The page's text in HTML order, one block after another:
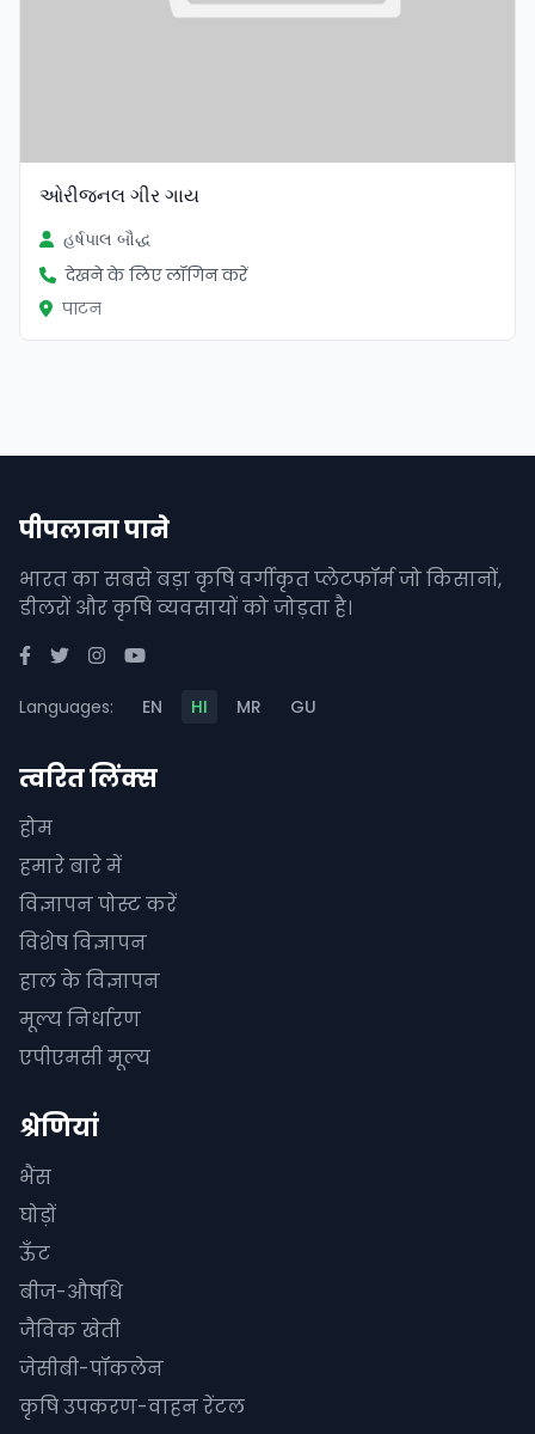
ઓરીજનલ ગીર ગાય
હર્ષપાલ બૌદ્ધ
देखने के लिए लॉगिन करें
पाटन
पीपलाना पाने
भारत का सबसे बड़ा कृषि वर्गीकृत प्लेटफॉर्म जो किसानों,
डीलरों और कृषि व्यवसायों को जोड़ता है।
Languages: EN HI MR GU
त्वरित लिंक्स
होम
हमारे बारे में
विज्ञापन पोस्ट करें
विशेष विज्ञापन
हाल के विज्ञापन
मूल्य निर्धारण
एपीएमसी मूल्य
श्रेणियां
भैंस
घोड़ों
ऊँट
बीज-औषधि
जैविक खेती
जेसीबी-पॉकलेन
कृषि उपकरण-वाहन रेंटल